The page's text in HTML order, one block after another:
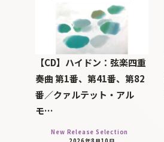
【CD】ハイドン：弦楽四重
奏曲 第1番、第41番、第82
番／クァルテット・アル
モ…
New Release Selection